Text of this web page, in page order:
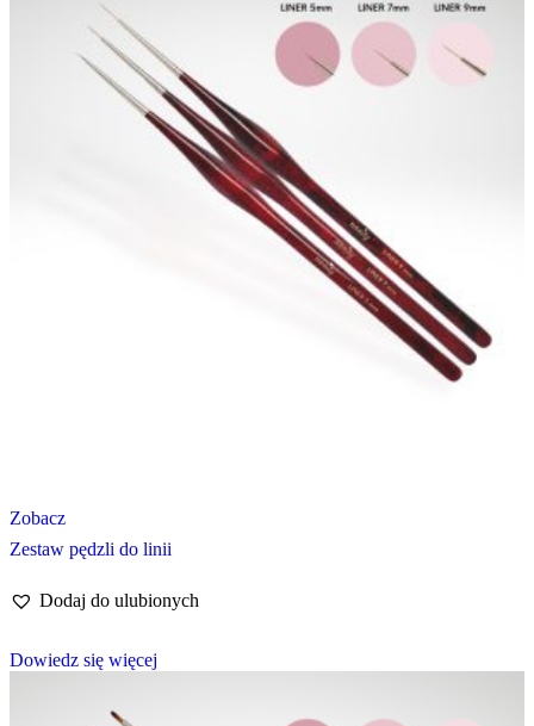
Zobacz
Zestaw pędzli do linii
Dodaj do ulubionych
Dowiedz się więcej